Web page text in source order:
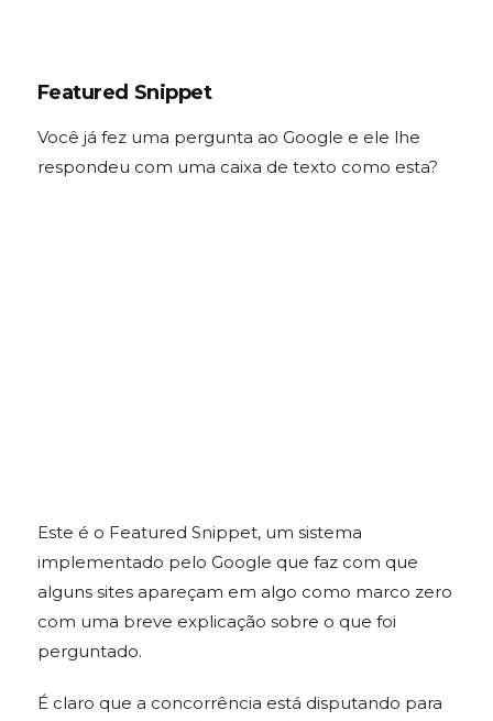
Featured Snippet
Você já fez uma pergunta ao Google e ele lhe
respondeu com uma caixa de texto como esta?
Este é o Featured Snippet, um sistema
implementado pelo Google que faz com que
alguns sites apareçam em algo como marco zero
com uma breve explicação sobre o que foi
perguntado.
É claro que a concorrência está disputando para